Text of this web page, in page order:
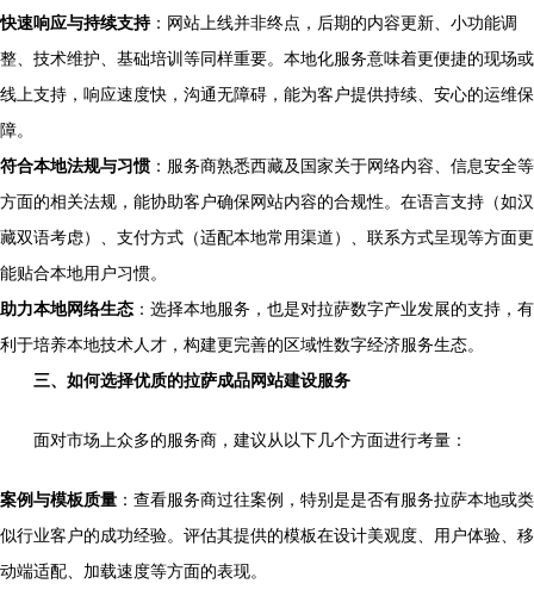
快速响应与持续支持：网站上线并非终点，后期的内容更新、小功能调
整、技术维护、基础培训等同样重要。本地化服务意味着更便捷的现场或
线上支持，响应速度快，沟通无障碍，能为客户提供持续、安心的运维保
障。
符合本地法规与习惯：服务商熟悉西藏及国家关于网络内容、信息安全等
方面的相关法规，能协助客户确保网站内容的合规性。在语言支持（如汉
藏双语考虑）、支付方式（适配本地常用渠道）、联系方式呈现等方面更
能贴合本地用户习惯。
助力本地网络生态 ：选择本地服务，也是对拉萨数字产业发展的支持，有
利于培养本地技术人才，构建更完善的区域性数字经济服务生态。
三、如何选择优质的拉萨成品网站建设服务
面对市场上众多的服务商，建议从以下几个方面进行考量：
案例与模板质量 ：查看服务商过往案例，特别是是否有服务拉萨本地或类
似行业客户的成功经验。评估其提供的模板在设计美观度、用户体验、移
动端适配、加载速度等方面的表现。